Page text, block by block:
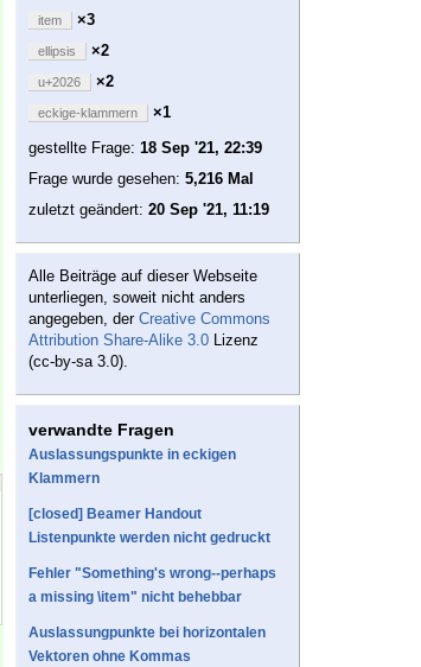
item ×3
ellipsis ×2
u+2026 ×2
eckige-klammern
×1
gestellte Frage: 18 Sep '21, 22:39
Frage wurde gesehen: 5,216 Mal
zuletzt geändert: 20 Sep '21, 11:19
Alle Beiträge auf dieser Webseite
unterliegen, soweit nicht anders
angegeben, der Creative Commons
Attribution Share-Alike 3.0 Lizenz
(cc-by-sa 3.0).
verwandte Fragen
Auslassungspunkte in eckigen
Klammern
[closed] Beamer Handout
Listenpunkte werden nicht gedruckt
Fehler "Something's wrong--perhaps
a missing \item" nicht behebbar
Auslassungpunkte bei horizontalen
Vektoren ohne Kommas